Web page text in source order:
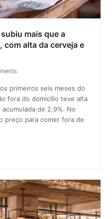
mais que a
com alta da cerveja e
primeiros seis meses do
fora do domicílio teve alta
de 2,9%. No
preço para comer fora de